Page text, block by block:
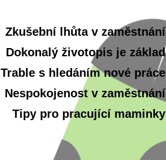
Zkušební lhůta v zaměstnání
Dokonalý životopis je základ
Trable s hledáním nové práce
Nespokojenost v zaměstnání
Tipy pro pracující maminky